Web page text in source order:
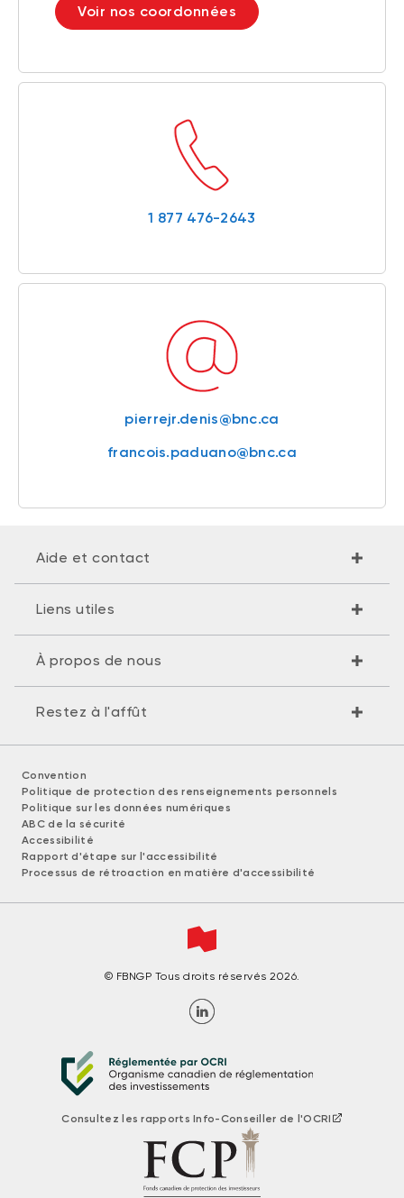
Voir nos coordonnées
1 877 476-2643
pierrejr.denis@bnc.ca
francois.paduano@bnc.ca
Aide et contact
Liens utiles
À propos de nous
Restez à l'affût
Convention
Politique de protection des renseignements personnels
Politique sur les données numériques
ABC de la sécurité
Accessibilité
Rapport d'étape sur l'accessibilité
Processus de rétroaction en matière d'accessibilité
© FBNGP Tous droits réservés 2026.
Consultez les rapports Info-Conseiller de l'OCRI